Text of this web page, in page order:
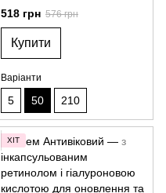
колагеном і еластином
518 грн 576 грн
Купити
Варіанти
5 50 210
ХІТ